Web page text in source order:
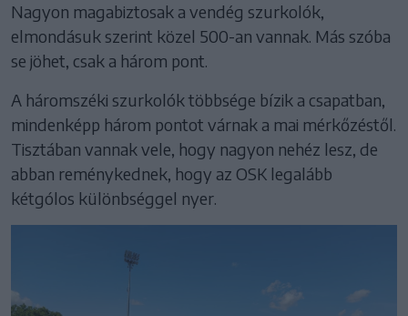
Nagyon magabiztosak a vendég szurkolók,
elmondásuk szerint közel 500-an vannak. Más szóba
se jöhet, csak a három pont.
A háromszéki szurkolók többsége bízik a csapatban,
mindenképp három pontot várnak a mai mérkőzéstől.
Tisztában vannak vele, hogy nagyon nehéz lesz, de
abban reménykednek, hogy az OSK legalább
kétgólos különbséggel nyer.